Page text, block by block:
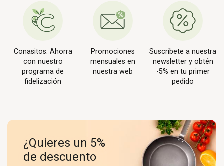
Conasitos. Ahorra
con nuestro
programa de
fidelización
Promociones
mensuales en
nuestra web
Suscríbete a nuestra
newsletter y obtén
-5% en tu primer
pedido
¿Quieres un 5%
de descuento